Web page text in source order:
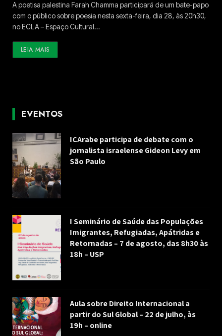
A poetisa palestina Farah Chamma participará de um bate-papo
com o público sobre poesia nesta sexta-feira, dia 28, às 20h30,
no ECLA – Espaço Cultural…
LEIA MAIS
EVENTOS
ICArabe participa de debate com o
jornalista israelense Gideon Levy em
São Paulo
I Seminário de Saúde das Populações
Imigrantes, Refugiadas, Apátridas e
Retornadas – 7 de agosto, das 8h30 às
18h – USP
Aula sobre Direito Internacional a
partir do Sul Global – 22 de julho, às
19h – online